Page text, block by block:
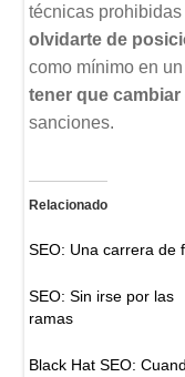
técnicas
olvidarte de
como mínimo en
tener que
sanciones.
Relacionado
SEO: Una carrera de
SEO: Sin irse por las
ramas
Black Hat SEO: